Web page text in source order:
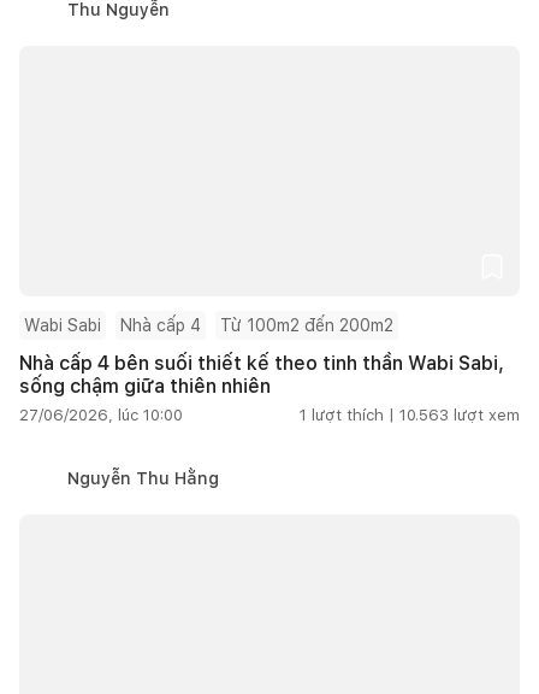
Thu Nguyễn
Wabi Sabi Nhà cấp 4 Từ 100m2 đến 200m2
Nhà cấp 4 bên suối thiết kế theo tinh thần Wabi Sabi,
sống chậm giữa thiên nhiên
27/06/2026, lúc 10:00 1 lượt thích | 10.563 lượt xem
Nguyễn Thu Hằng